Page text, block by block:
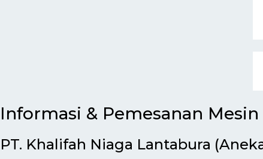
Informasi & Pemesanan Mesin
PT. Khalifah Niaga Lantabura